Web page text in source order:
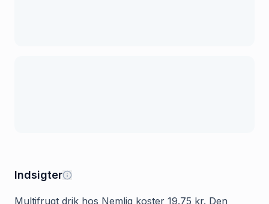
Indsigter
Multifrugt drik hos Nemlig koster 19.75 kr. Den